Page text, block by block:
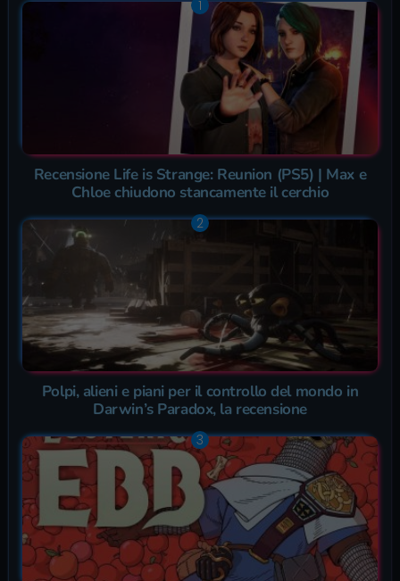
Recensione Life is Strange: Reunion (PS5) | Max e
Chloe chiudono stancamente il cerchio
Polpi, alieni e piani per il controllo del mondo in
Darwin’s Paradox, la recensione